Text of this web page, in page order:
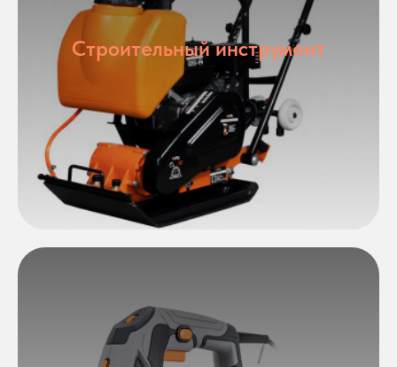
Строительный инструмент